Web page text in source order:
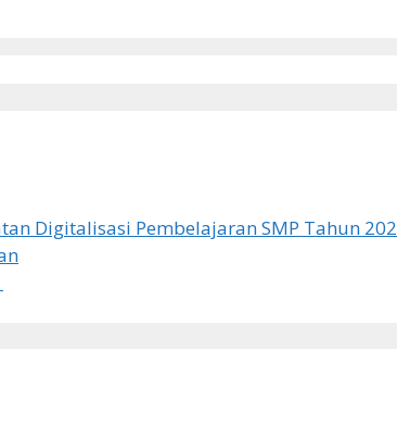
Digitalisasi Pembelajaran SMP Tahun